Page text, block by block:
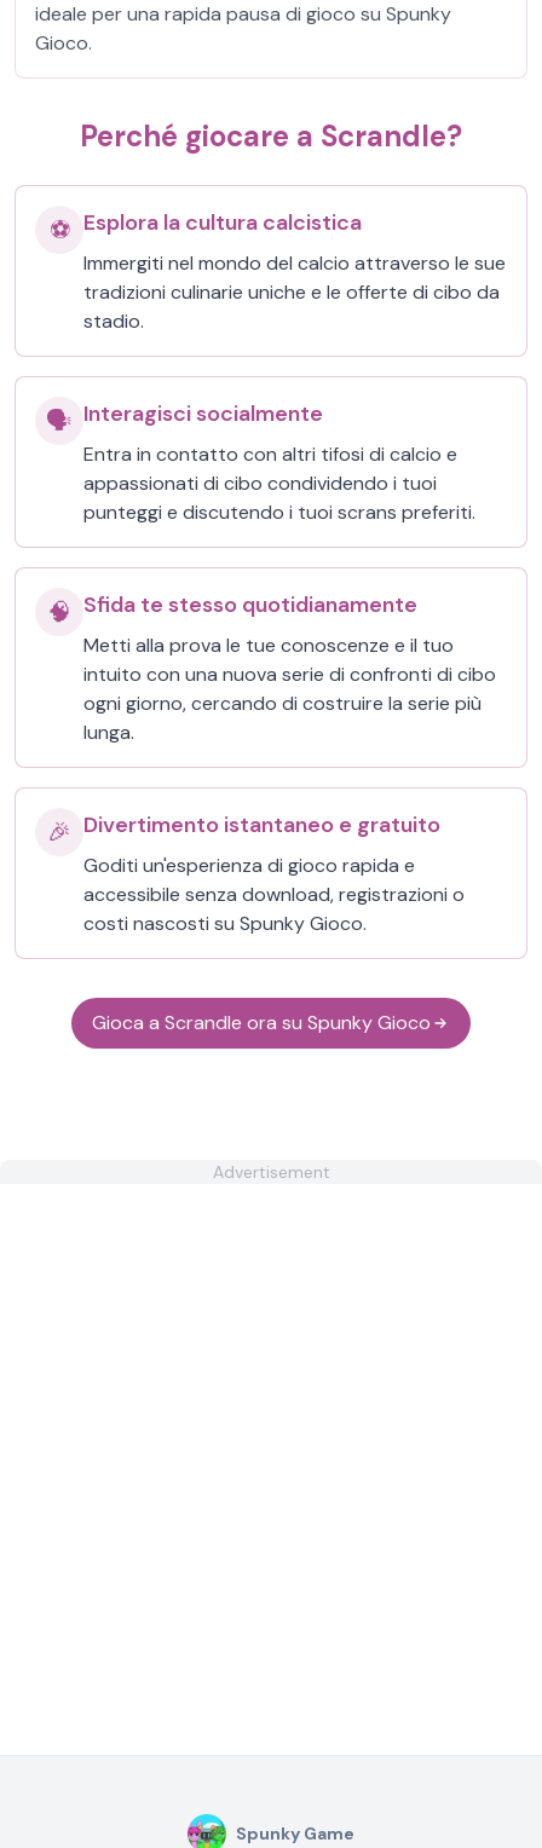
ideale per una rapida pausa di gioco su Spunky
Gioco.
Perché giocare a Scrandle?
⚽ Esplora la cultura calcistica
Immergiti nel mondo del calcio attraverso le sue
tradizioni culinarie uniche e le offerte di cibo da
stadio.
🗣️ Interagisci socialmente
Entra in contatto con altri tifosi di calcio e
appassionati di cibo condividendo i tuoi
punteggi e discutendo i tuoi scrans preferiti.
🧠 Sfida te stesso quotidianamente
Metti alla prova le tue conoscenze e il tuo
intuito con una nuova serie di confronti di cibo
ogni giorno, cercando di costruire la serie più
lunga.
🎉 Divertimento istantaneo e gratuito
Goditi un'esperienza di gioco rapida e
accessibile senza download, registrazioni o
costi nascosti su Spunky Gioco.
Gioca a Scrandle ora su Spunky Gioco
Advertisement
Spunky Game